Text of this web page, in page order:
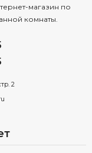
магазин по
комнаты.
2